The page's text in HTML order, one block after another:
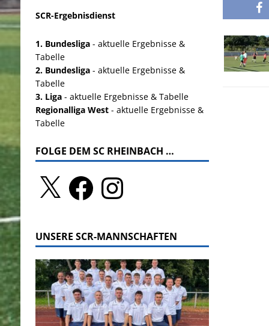
SCR-Ergebnisdienst
1. Bundesliga- aktuelle Ergebnisse &
Tabelle
2. Bundesliga - aktuelle Ergebnisse &
Tabelle
3. Liga- aktuelle Ergebnisse & Tabelle
Regionalliga West - aktuelle Ergebnisse &
Tabelle
FOLGE DEM SC RHEINBACH …
UNSERE SCR-MANNSCHAFTEN